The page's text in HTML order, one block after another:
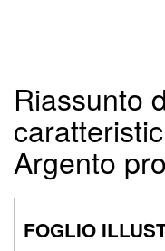
Riassunto
Argento
FOGLIO